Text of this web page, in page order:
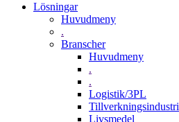
Lösningar
Huvudmeny
.
Branscher
Huvudmeny
.
.
Logistik/3PL
Tillverkningsindustri
Livsmedel